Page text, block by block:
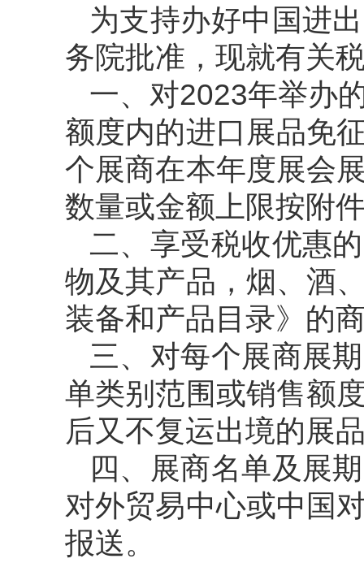
为支持办好中国进
务院批准，现就有关
一、对2023年举办
额度内的进口展品免
个展商在本年度展会
数量或金额上限按附
二、享受税收优惠
物及其产品，烟、酒
装备和产品目录》的
三、对每个展商展
单类别范围或销售额
后又不复运出境的展
四、展商名单及展
对外贸易中心或中国
报送。